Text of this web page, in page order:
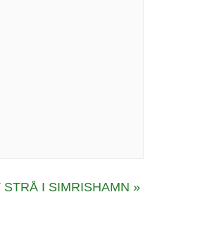
I SIMRISHAMN »